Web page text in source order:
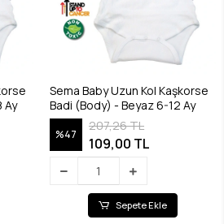
12-18 Ay
Sema Baby Uzun Kol Kaşkorse
Badi (Body) - Beyaz 6-12 Ay
%47
207,26 TL
109,00 TL
Sepete Ekle